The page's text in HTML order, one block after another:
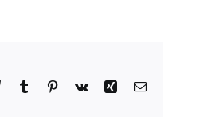
TelegramTumblr Pinterest
Vk XingEmail